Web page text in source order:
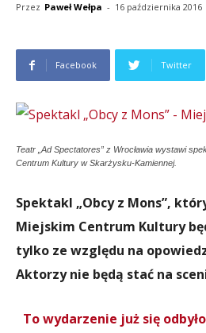
Przez Paweł Wełpa - 16 października 2016
Facebook Twitter
Teatr „Ad Spectatores” z Wrocławia wystawi
Centrum Kultury w Skarżysku-Kamiennej.
Spektakl „Obcy z Mons”,
Miejskim Centrum Kultury
tylko ze względu na
Aktorzy nie będą stać na
To wydarzenie już się